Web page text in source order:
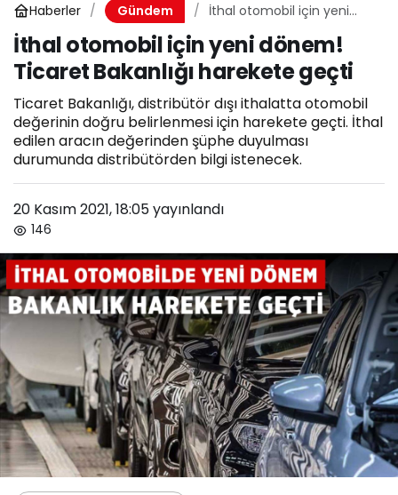
Haberler Gündem
İthal otomobil için yeni
harekete geçti
İthal otomobil için yeni dönem!
Ticaret Bakanlığı harekete geçti
Ticaret Bakanlığı, distribütör dışı ithalatta otomobil
değerinin doğru belirlenmesi için harekete geçti. İthal
edilen aracın değerinden şüphe duyulması
durumunda distribütörden bilgi istenecek.
20 Kasım 2021, 18:05yayınlandı
146